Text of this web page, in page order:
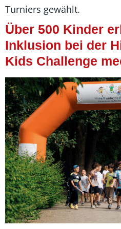
Turniers gewählt.
Über 500 Kinder
Inklusion bei der
Kids Challenge